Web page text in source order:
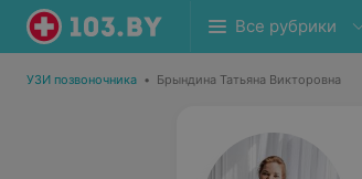
Все рубрики
УЗИ позвоночника • Брындина Татьяна Викторовна